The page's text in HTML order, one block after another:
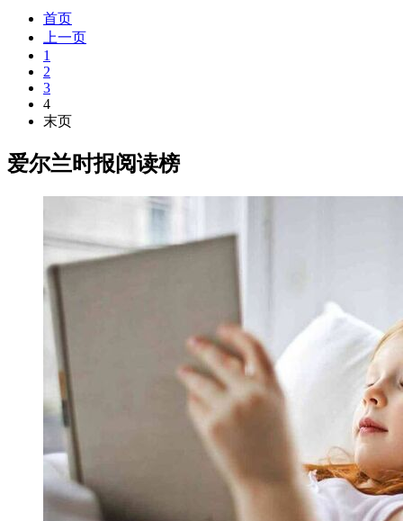
首页
上一页
1
2
3
4
末页
爱尔兰时报阅读榜